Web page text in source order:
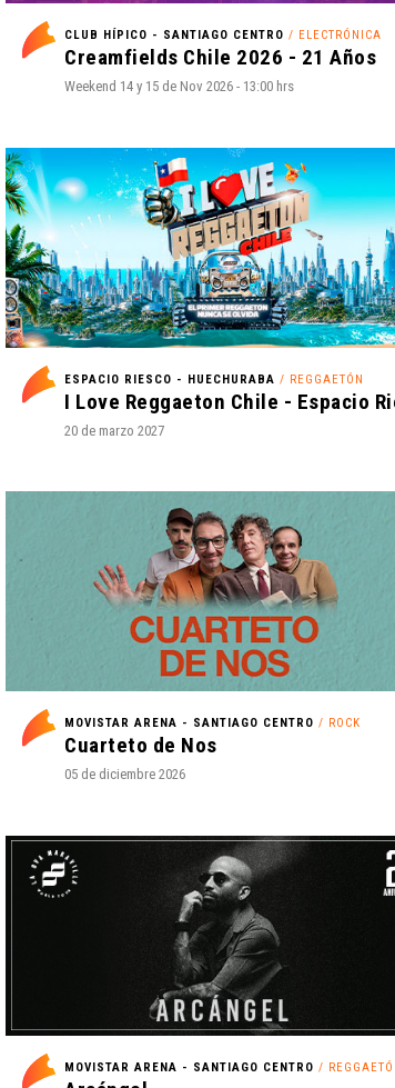
CLUB HÍPICO - SANTIAGO CENTRO / ELECTRÓNICA
Creamfields Chile 2026 - 21 Años
Weekend 14 y 15 de Nov 2026 - 13:00 hrs
ESPACIO RIESCO - HUECHURABA / REGGAETÓN
20 de marzo 2027
MOVISTAR ARENA - SANTIAGO CENTRO / ROCK
Cuarteto de Nos
05 de diciembre 2026
MOVISTAR ARENA - SANTIAGO CENTRO /